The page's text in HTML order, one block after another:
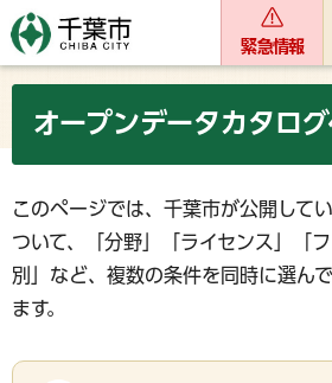
緊急情報
オープンデータカタロ
このページでは、千葉市が公開して
ついて、「分野」「ライセンス」「
別」など、複数の条件を同時に選ん
ます。